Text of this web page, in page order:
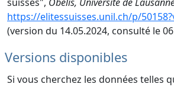
https://elitessuisses.unil.ch/p/
(version du 14.05.2024, consulté le
Versions disponibles
Si vous cherchez les données telles